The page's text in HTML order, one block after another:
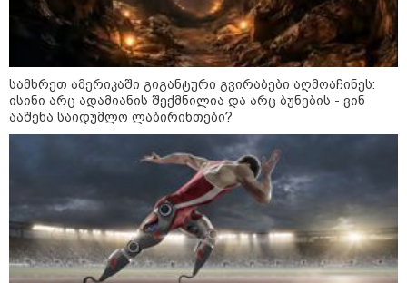
რატომ ჩაბნელდა საქართველო
მესამედ: საბოტაჟი, ტექნიკური
ხარვეზი თუ
არაპროფესიონალიზმი?! -
სანდრო თვალჭრელიძის ანალიზი
ჩაკეტილი „პოლიტიკური
სამკუთხედი“ - კულუარული
თამაშები, რომლებიც დიდი
სისხლის ფასად ჯდება
სამხრეთ ამერიკაში გიგანტური გვირაბები აღმოაჩინეს:
ისინი არც ადამიანის შექმნილია და არც ბუნების - ვინ
ააშენა საიდუმლო ლაბირინთები?